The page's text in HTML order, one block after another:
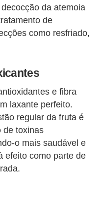
da atemoia
de
como resfriado,
e fibra
laxante perfeito.
regular da fruta é
de toxinas
o mais saudável e
efeito como parte de